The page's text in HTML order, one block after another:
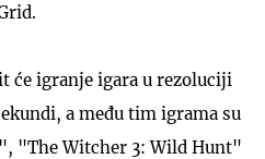
će igranje igara u rezoluciji
a među tim igrama su
"The Witcher 3: Wild Hunt"